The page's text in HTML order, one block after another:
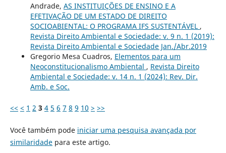
Andrade, AS INSTITUIÇÕES DE ENSINO E A
EFETIVAÇÃO DE UM ESTADO DE DIREITO
SOCIOABIENTAL: O PROGRAMA IFS SUSTENTÁVEL ,
Revista Direito Ambiental e Sociedade: v. 9 n. 1 (2019):
Revista Direito Ambiental e Sociedade Jan./Abr.2019
Gregorio Mesa Cuadros, Elementos para um
Neoconstitucionalismo Ambiental , Revista Direito
Ambiental e Sociedade: v. 14 n. 1 (2024): Rev. Dir.
Amb. e Soc.
<< < 1 2 3 4 5 6 7 8 9 10 > >>
Você também pode iniciar uma pesquisa avançada por
similaridadepara este artigo.